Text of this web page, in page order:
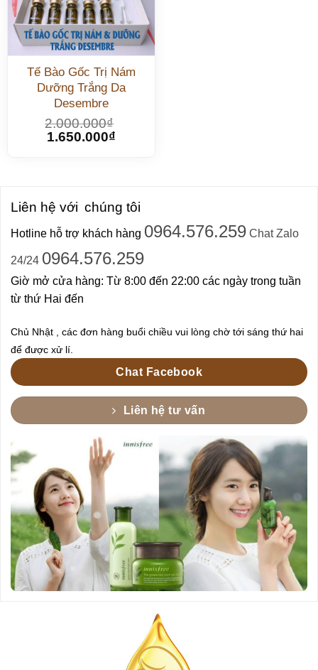
Tế Bào Gốc Trị Nám
Dưỡng Trắng Da
Desembre
2.000.000₫
1.650.000₫
Liên hệ với chúng tôi
Hotline hỗ trợ khách hàng 0964.576.259Chat Zalo
24/24 0964.576.259
Giờ mở cửa hàng: Từ 8:00 đến 22:00 các ngày trong tuần
từ thứ Hai đến
Chủ Nhật , các đơn hàng buổi chiều vui lòng chờ tới sáng thứ hai
để được xử lí.
Chat Facebook
Liên hệ tư vấn